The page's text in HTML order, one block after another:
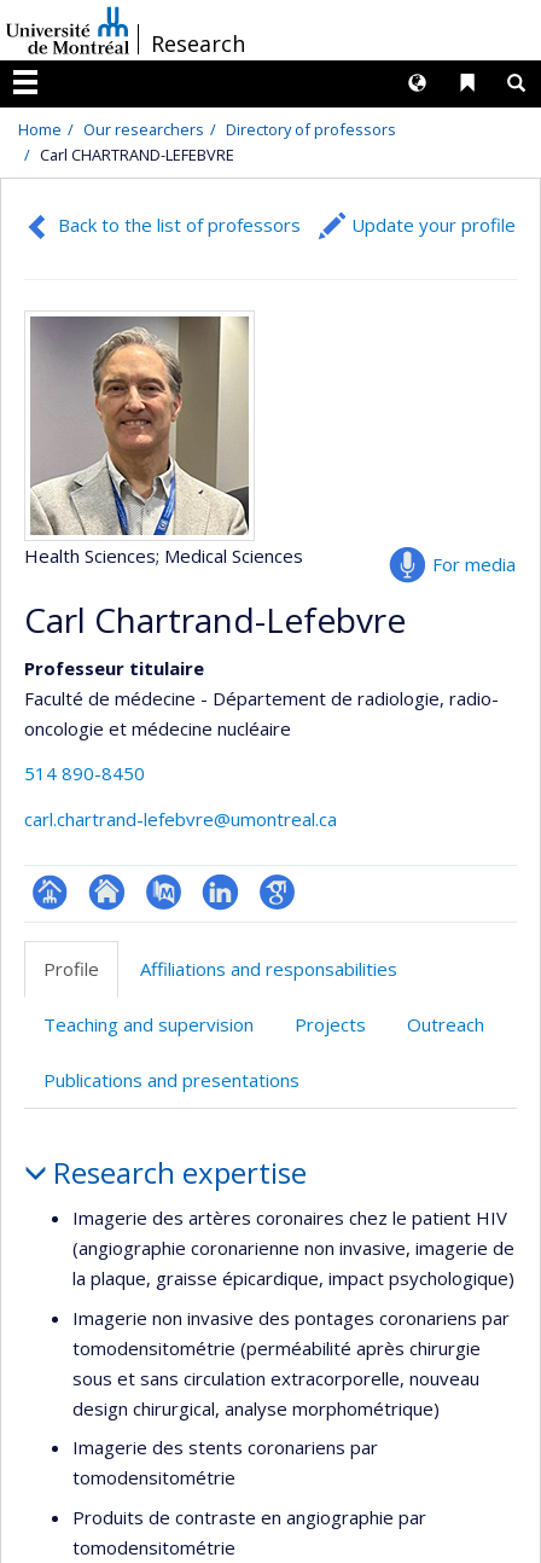
au
contenu
/Research
Menu
Liens
Langues
Home Our researchers
Directory of professors
Carl CHARTRAND-LEFEBVRE
Back to the list of professors Update your profile
For media
Health Sciences; Medical Sciences
Carl Chartrand-Lefebvre
Professeur titulaire
Faculté de médecine - Département de radiologie, radio-
oncologie et médecine nucléaire
514 890-8450
carl.chartrand-lefebvre@umontreal.ca
Page Site
l’unité
recherche
PubMedLinkedInGoogle
Profile Affiliations and responsabilities
Teaching and supervision Projects Outreach
Publications and presentations
Research expertise
Imagerie des artères coronaires chez le patient HIV
(angiographie coronarienne non invasive, imagerie de
la plaque, graisse épicardique, impact psychologique)
Imagerie non invasive des pontages coronariens par
tomodensitométrie (perméabilité après chirurgie
sous et sans circulation extracorporelle, nouveau
design chirurgical, analyse morphométrique)
Imagerie des stents coronariens par
tomodensitométrie
Produits de contraste en angiographie par
tomodensitométrie